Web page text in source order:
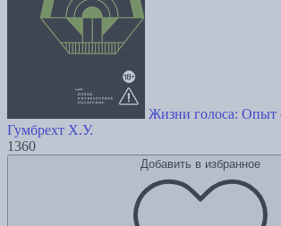
Жизни голоса: Опыт
Гумбрехт Х.У.
1360
Добавить в избранное